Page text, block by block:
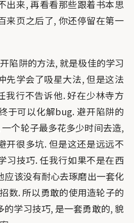
出来, 再看看那些跟着书本思
来页之后了, 你还停留在第一
陷阱的方法, 就是极佳的学习
先学会了吸星大法, 但是这法
我行不告诉他. 好在少林寺方
于可以化解bug. 避开陷阱的
个轮子最多花多少时间去造,
开很多坑. 但是这还是远远不
习技巧. 任我行如果不是在西
应该没有耐心去琢磨出一套化
数. 所以勇敢的使用造轮子的
的学习技巧, 是一套勇敢的, 貌